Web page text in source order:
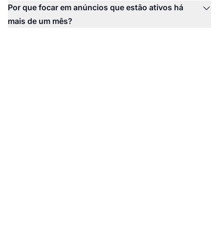
Por que focar em anúncios que estão ativos há
mais de um mês?